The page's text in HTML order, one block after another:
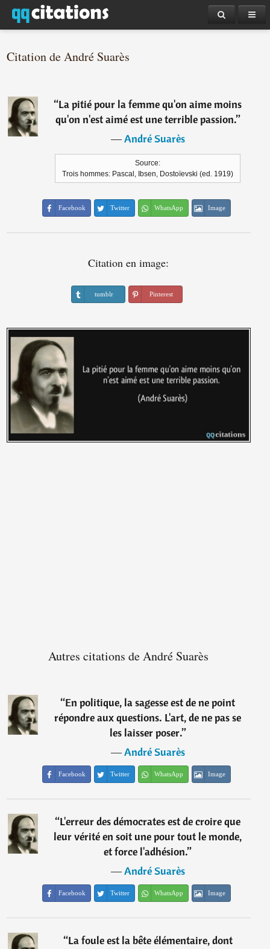
Citation de André Suarès
“La pitié pour la femme qu'on aime moins
qu'on n'est aimé est une terrible passion.”
―André Suarès
Source:
Trois hommes: Pascal, Ibsen, Dostoïevski (ed. 1919)
Facebook Twitter WhatsApp Image
Citation en image:
tumblr Pinterest
Autres citations de André Suarès
“En politique, la sagesse est de ne point
répondre aux questions. L'art, de ne pas se
les laisser poser.”
―André Suarès
Facebook Twitter WhatsApp Image
“L'erreur des démocrates est de croire que
leur vérité en soit une pour tout le monde,
et force l'adhésion.”
―André Suarès
Facebook Twitter WhatsApp Image
“La foule est la bête élémentaire, dont